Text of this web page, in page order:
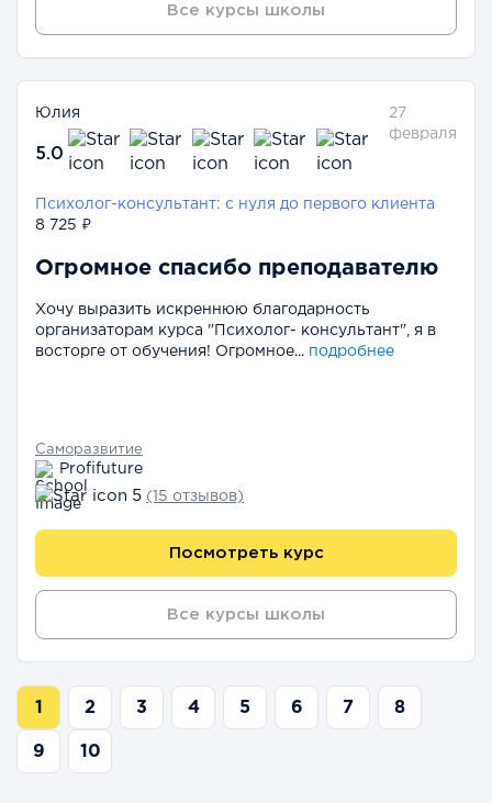
Все курсы школы
Юлия
5.0
27
февраля
Психолог-консультант: с нуля до первого клиента
8 725 ₽
Огромное спасибо преподавателю
Хочу выразить искреннюю благодарность
организаторам курса "Психолог- консультант", я в
восторге от обучения! Огромное... подробнее
Саморазвитие
Profifuture
5 (15 отзывов)
Посмотреть курс
Все курсы школы
1 2 3 4 5 6 7 8
9 10